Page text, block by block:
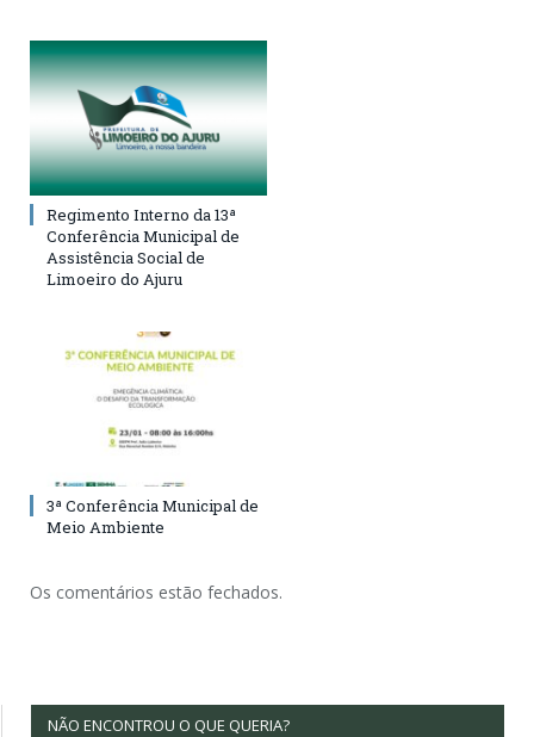
Regimento Interno da 13ª
Conferência Municipal de
Assistência Social de
Limoeiro do Ajuru
3ª Conferência Municipal de
Meio Ambiente
Os comentários estão fechados.
NÃO ENCONTROU O QUE QUERIA?